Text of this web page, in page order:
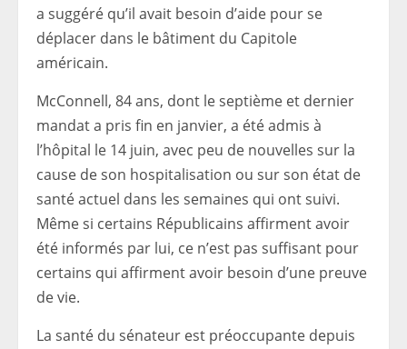
a suggéré qu’il avait besoin d’aide pour se
déplacer dans le bâtiment du Capitole
américain.
McConnell, 84 ans, dont le septième et dernier
mandat a pris fin en janvier, a été admis à
l’hôpital le 14 juin, avec peu de nouvelles sur la
cause de son hospitalisation ou sur son état de
santé actuel dans les semaines qui ont suivi.
Même si certains Républicains affirment avoir
été informés par lui, ce n’est pas suffisant pour
certains qui affirment avoir besoin d’une preuve
de vie.
La santé du sénateur est préoccupante depuis